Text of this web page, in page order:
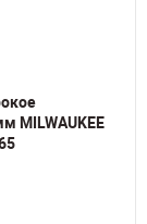
MILWAUKEE